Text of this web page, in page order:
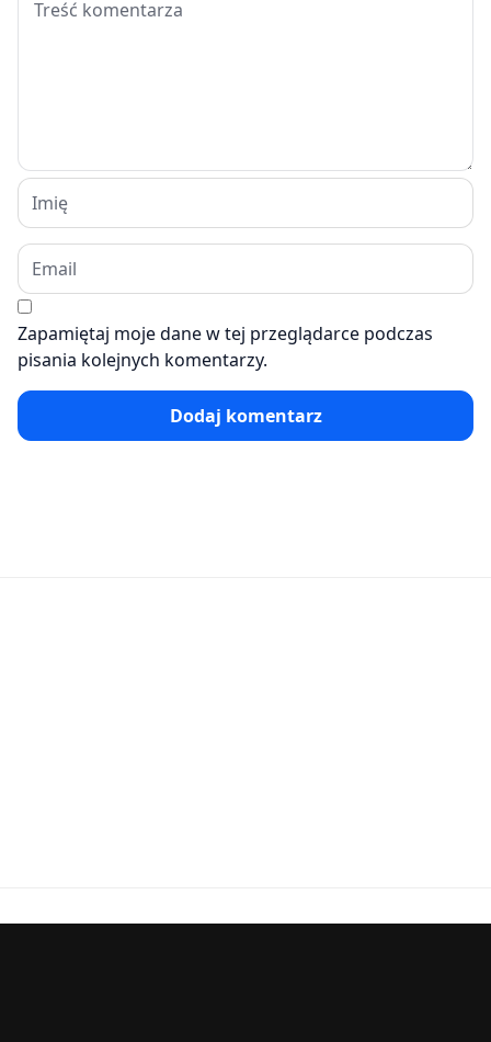
Zapamiętaj moje dane w tej przeglądarce podczas
pisania kolejnych komentarzy.
Dodaj komentarz